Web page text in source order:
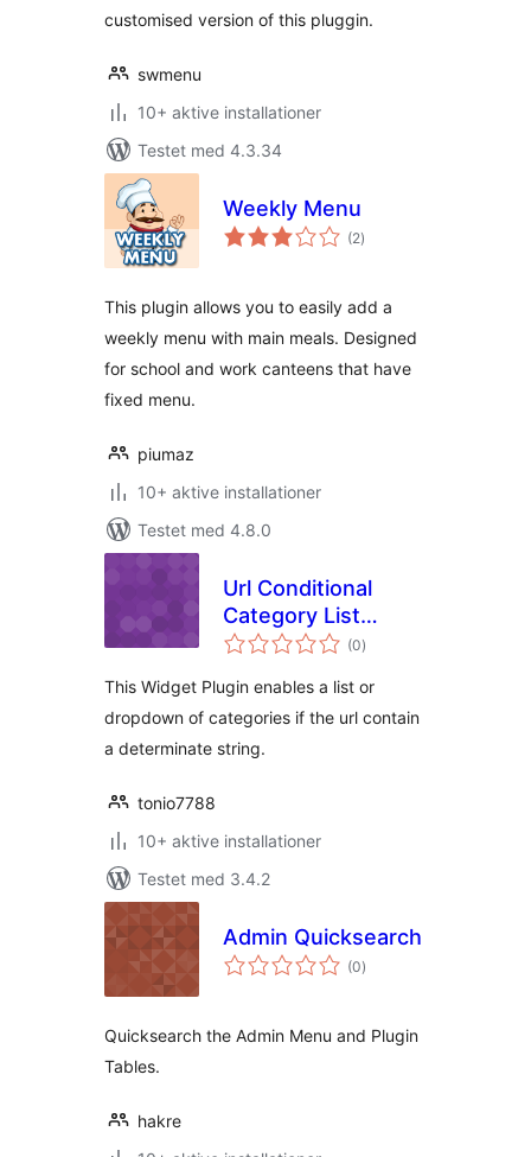
customised version of this pluggin.
swmenu
10+ aktive installationer
Testet med 4.3.34
Weekly Menu
(2totale
bedømmelser
)
This plugin allows you to easily add a
weekly menu with main meals. Designed
for school and work canteens that have
fixed menu.
piumaz
10+ aktive installationer
Testet med 4.8.0
Url Conditional
Category List
Plugin Widget
(0totale
bedømmelser
)
This Widget Plugin enables a list or
dropdown of categories if the url contain
a determinate string.
tonio7788
10+ aktive installationer
Testet med 3.4.2
Admin Quicksearch
(0totale
bedømmelser
)
Quicksearch the Admin Menu and Plugin
Tables.
hakre